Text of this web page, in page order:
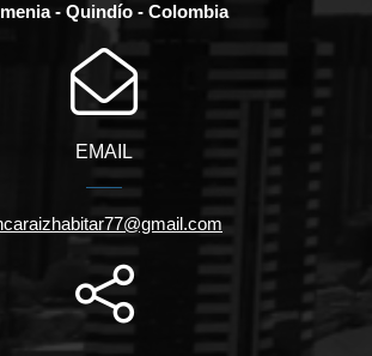
- Quindío - Colombia
EMAIL